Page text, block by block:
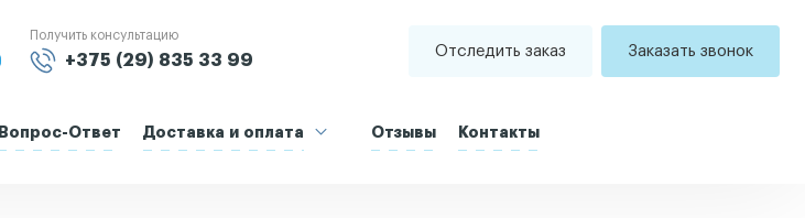
Получить консультацию
+375 (29) 835 33 99
Отследить заказ Заказать звонок
Вопрос-Ответ Доставка и оплата Отзывы Контакты